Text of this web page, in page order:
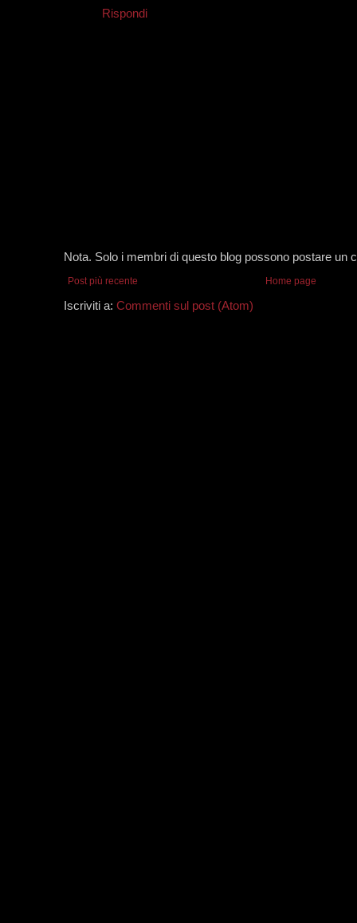
Rispondi
Nota. Solo i membri di questo blog possono postare un
Post più recente Home page
Iscriviti a: Commenti sul post (Atom)